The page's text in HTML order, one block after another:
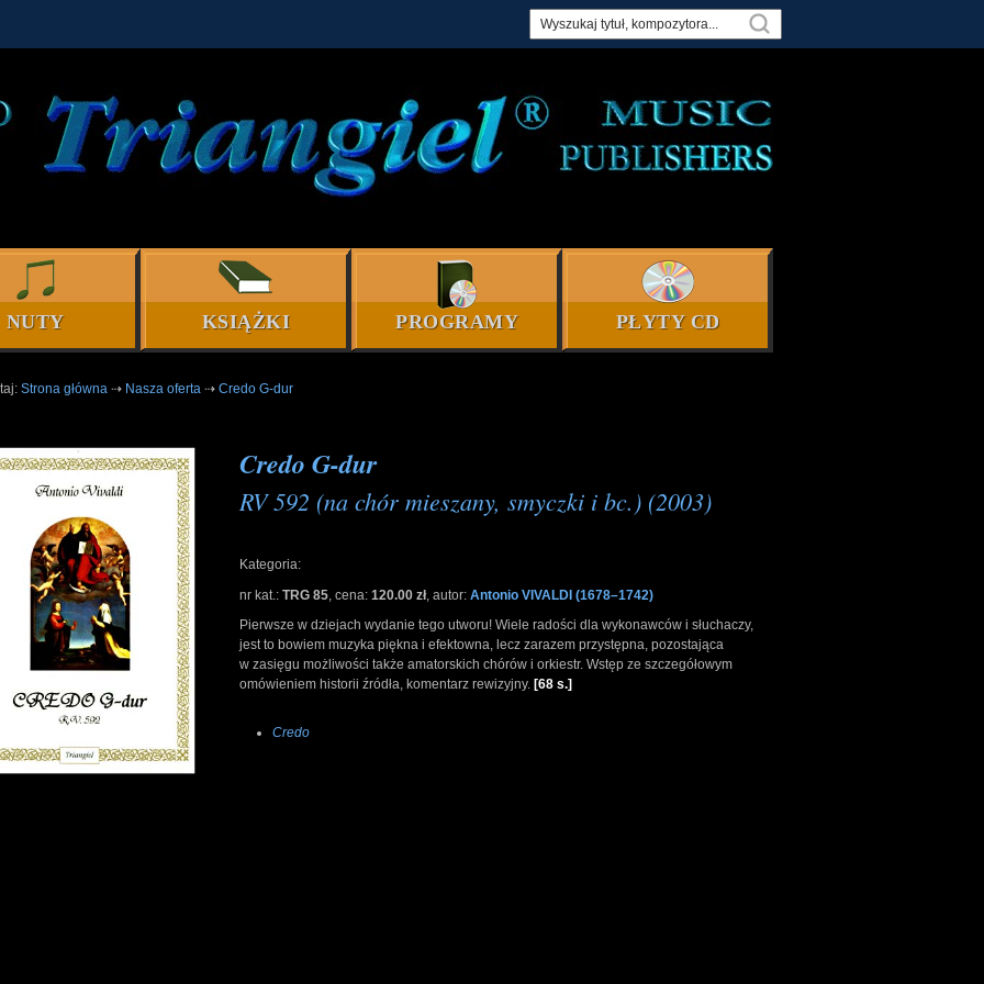
NUTY
KSIĄŻKI PROGRAMY PŁYTY CD
Strona główna ⇢ Nasza oferta ⇢ Credo G-dur
Credo G-dur
RV 592 (na chór mieszany, smyczki i bc.) (2003)
Kategoria:
nr kat.: TRG 85 cena: 120.00 zł, autor: Antonio VIVALDI (1678–1742)
Pierwsze w dziejach wydanie tego utworu! Wiele radości dla wykonawców i słuchaczy,
jest to bowiem muzyka piękna i efektowna, lecz zarazem przystępna, pozostająca
w zasięgu możliwości także amatorskich chórów i orkiestr. Wstęp ze szczegółowym
omówieniem historii źródła, komentarz rewizyjny. [68 s.]
Credo